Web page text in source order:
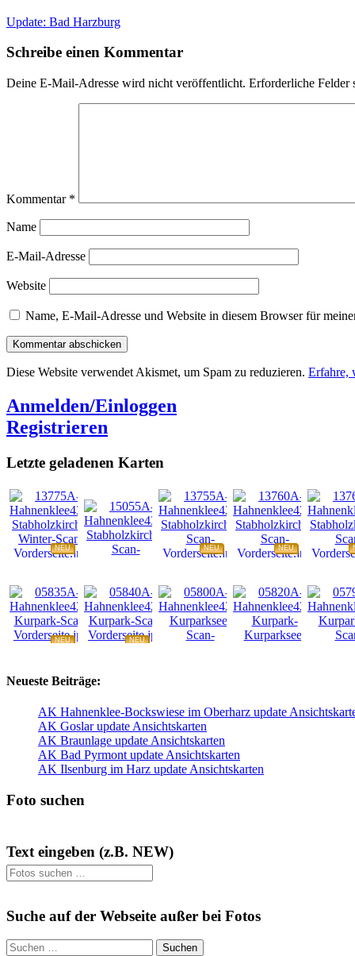
Update: Bad Harzburg
Schreibe einen Kommentar
Deine E-Mail-Adresse wird nicht veröffentlicht. Erforderliche Felder
Kommentar *
Name
E-Mail-Adresse
Website
Name, E-Mail-Adresse und Website in diesem Browser für
Diese Website verwendet Akismet, um Spam zu reduzieren. Erfahre,
Anmelden/Einloggen
Registrieren
Letzte geladenen Karten
NEU NEU NEU
NEU
NEU
Neueste Beiträge:
AK Hahnenklee-Bockswiese im Oberharz update
AK Goslar update Ansichtskarten
AK Braunlage update Ansichtskarten
AK Bad Pyrmont update Ansichtskarten
AK Ilsenburg im Harz update Ansichtskarten
Foto suchen
Text eingeben (z.B. NEW)
Suchen
Suche auf der Webseite außer bei Fotos
Suchen